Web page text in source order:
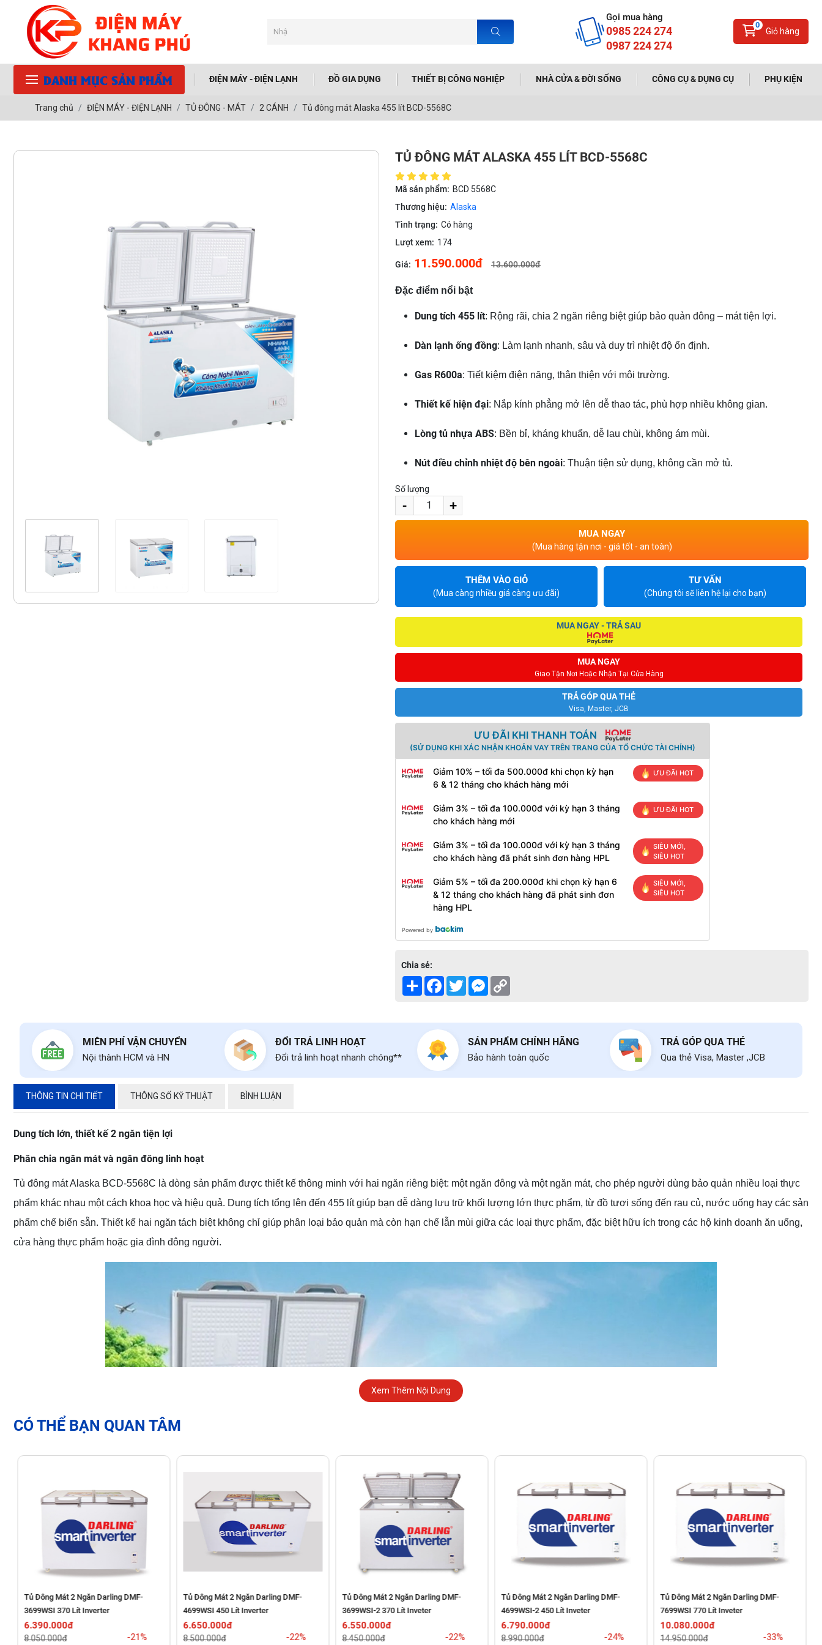
Gọi mua hàng
0985 224 274
0987 224 274
0
Giỏ hàng
DANH MỤC SẢN PHẨM ĐIỆN MÁY - ĐIỆN LẠNH ĐỒ GIA DỤNG THIẾT BỊ CÔNG NGHIỆP NHÀ CỬA & ĐỜI SỐNG CÔNG CỤ & DỤNG CỤ PHỤ KIỆN
Trang chủ ĐIỆN MÁY - ĐIỆN LẠNH TỦ ĐÔNG - MÁT 2 CÁNH Tủ đông mát Alaska 455 lít BCD-5568C
TỦ ĐÔNG MÁT ALASKA 455 LÍT BCD-5568C
Mã sản phẩm: BCD 5568C
Thương hiệu: Alaska
Tình trạng: Có hàng
Lượt xem: 174
Giá: 11.590.000đ 13.600.000đ
Đặc điểm nổi bật
Dung tích 455 lít: Rộng rãi, chia 2 ngăn riêng biệt giúp bảo quản đông – mát tiện lợi.
Dàn lạnh ống đồng: Làm lạnh nhanh, sâu và duy trì nhiệt độ ổn định.
Gas R600a: Tiết kiệm điện năng, thân thiện với môi trường.
Thiết kế hiện đại: Nắp kính phẳng mở lên dễ thao tác, phù hợp nhiều không gian.
Lòng tủ nhựa ABS: Bền bỉ, kháng khuẩn, dễ lau chùi, không ám mùi.
Nút điều chỉnh nhiệt độ bên ngoài: Thuận tiện sử dụng, không cần mở tủ.
Số lượng
- +
MUA NGAY
(Mua hàng tận nơi - giá tốt - an toàn)
THÊM VÀO GIỎ
(Mua càng nhiều giá càng ưu đãi)
TƯ VẤN
(Chúng tôi sẽ liên hệ lại cho bạn)
MUA NGAY
Giao Tận Nơi Hoặc Nhận Tại Cửa Hàng
TRẢ GÓP QUA THẺ
Visa, Master, JCB
MUA NGAY - TRẢ SAU
ƯU ĐÃI KHI THANH TOÁN
(SỬ DỤNG KHI XÁC NHẬN KHOẢN VAY TRÊN TRANG CỦA TỔ CHỨC TÀI CHÍNH)
Giảm 10% – tối đa 500.000đ khi chọn kỳ hạn
6 & 12 tháng cho khách hàng mới
ƯU ĐÃI HOT
Giảm 3% – tối đa 100.000đ với kỳ hạn 3 tháng
cho khách hàng mới
ƯU ĐÃI HOT
Giảm 3% – tối đa 100.000đ với kỳ hạn 3 tháng
cho khách hàng đã phát sinh đơn hàng HPL
SIÊU MỚI,
SIÊU HOT
Giảm 5% – tối đa 200.000đ khi chọn kỳ hạn 6
& 12 tháng cho khách hàng đã phát sinh đơn
hàng HPL
SIÊU MỚI,
SIÊU HOT
Powered by
Chia sẻ:
Share Facebook
TwitterMessenger
MIỄN PHÍ VẬN CHUYỂN
Nội thành HCM và HN
ĐỔI TRẢ LINH HOẠT
Đổi trả linh hoạt nhanh chóng**
SẢN PHẨM CHÍNH HÃNG
Bảo hành toàn quốc
TRẢ GÓP QUA THẺ
Qua thẻ Visa, Master ,JCB
THÔNG TIN CHI TIẾT THÔNG SỐ KỸ THUẬT BÌNH LUẬN
Dung tích lớn, thiết kế 2 ngăn tiện lợi
Phân chia ngăn mát và ngăn đông linh hoạt
Tủ đông mát Alaska BCD-5568C là dòng sản phẩm được thiết kế thông minh với hai ngăn riêng biệt: một ngăn đông và một ngăn mát, cho phép người dùng bảo quản nhiều loại thực
phẩm khác nhau một cách khoa học và hiệu quả. Dung tích tổng lên đến 455 lít giúp bạn dễ dàng lưu trữ khối lượng lớn thực phẩm, từ đồ tươi sống đến rau củ, nước uống hay các sản
phẩm chế biến sẵn. Thiết kế hai ngăn tách biệt không chỉ giúp phân loại bảo quản mà còn hạn chế lẫn mùi giữa các loại thực phẩm, đặc biệt hữu ích trong các hộ kinh doanh ăn uống,
cửa hàng thực phẩm hoặc gia đình đông người.
Kiểu dáng hiện đại, phù hợp nhiều không gian
Xem Thêm Nội Dung
CÓ THỂ BẠN QUAN TÂM
Tủ Đông Mát 2 Ngăn Darling DMF-
3699WSI 370 Lít Inverter
6.390.000đ
8.050.000đ -21%
Tủ Đông Mát 2 Ngăn Darling DMF-
4699WSI 450 Lít Inverter
6.650.000đ
8.500.000đ -22%
Tủ Đông Mát 2 Ngăn Darling DMF-
3699WSI-2 370 Lít Inveter
6.550.000đ
8.450.000đ -22%
Tủ Đông Mát 2 Ngăn Darling DMF-
4699WSI-2 450 Lít Inveter
6.790.000đ
8.990.000đ -24%
Tủ Đông Mát 2 Ngăn Darling DMF-
7699WSI 770 Lít Inveter
10.080.000đ
14.950.000đ -33%